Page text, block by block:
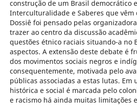
construção de um Brasil democrático
Interculturalidade e Saberes que vêm
Dossiê foi pensado pelas
trazer ao centro da discussão
questões étnico raciais situando-a no
aspectos. A extensão deste debate é
dos movimentos sociais negros e
consequentemente, motivada pelo
públicas associadas a estas lutas. Em
histórica e social é marcada pelo
e racismo há ainda muitas limitações